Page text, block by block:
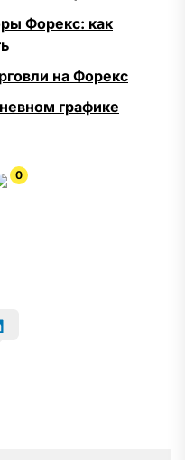
Форекс: как
на Форекс
графике
0